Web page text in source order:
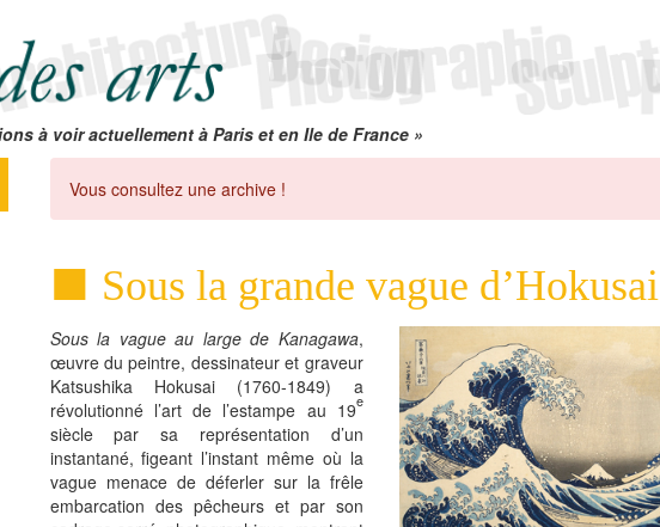
à voir actuellement à Paris et en Ile de France »
Vous consultez une archive !
Sous la grande vague d’Hokusai
Sous la vague au large de Kanagawa,
œuvre du peintre, dessinateur et graveur
Katsushika Hokusai (1760-1849) a
révolutionné l’art de l’estampe au 19e
siècle par sa représentation d’un
instantané, figeant l’instant même où la
vague menace de déferler sur la frêle
embarcation des pêcheurs et par son